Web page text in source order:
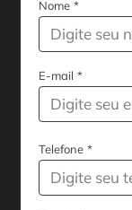
Nome *
E-mail *
Telefone *